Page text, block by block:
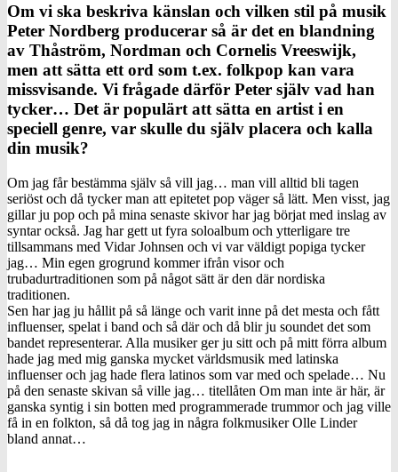
Om vi ska beskriva känslan och vilken stil på musik
Peter Nordberg producerar så är det en blandning
av Thåström, Nordman och Cornelis Vreeswijk,
men att sätta ett ord som t.ex. folkpop kan vara
missvisande. Vi frågade därför Peter själv vad han
tycker… Det är populärt att sätta en artist i en
speciell genre, var skulle du själv placera och kalla
din musik?
Om jag får bestämma själv så vill jag… man vill alltid bli tagen
seriöst och då tycker man att epitetet pop väger så lätt. Men visst, jag
gillar ju pop och på mina senaste skivor har jag börjat med inslag av
syntar också. Jag har gett ut fyra soloalbum och ytterligare tre
tillsammans med Vidar Johnsen och vi var väldigt popiga tycker
jag… Min egen grogrund kommer ifrån visor och
trubadurtraditionen som på något sätt är den där nordiska
traditionen.
Sen har jag ju hållit på så länge och varit inne på det mesta och fått
influenser, spelat i band och så där och då blir ju soundet det som
bandet representerar. Alla musiker ger ju sitt och på mitt förra album
hade jag med mig ganska mycket världsmusik med latinska
influenser och jag hade flera latinos som var med och spelade… Nu
på den senaste skivan så ville jag… titellåten Om man inte är här, är
ganska syntig i sin botten med programmerade trummor och jag ville
få in en folkton, så då tog jag in några folkmusiker Olle Linder
bland annat…